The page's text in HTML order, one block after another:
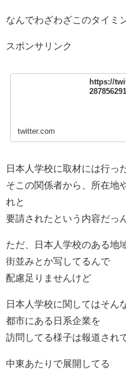
なんでわざわざこのタイミ
スポンサリンク
https://
twitter.com
日本人学校に取材には行っ
そこの関係者から、所在地
れと
要請されたという内容だっ
ただ、日本人学校のある地
街並みとか写してるんで
配慮足りませんけど
日本人学校に関してはそん
都市にある日系企業を
訪問してる様子は報道され
中東あたりで展開してる